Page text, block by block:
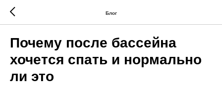
Блог
Почему после бассейна
хочется спать и нормально
ли это